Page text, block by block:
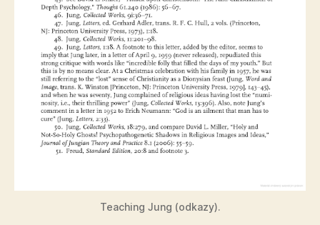
Teaching Jung (odkazy).